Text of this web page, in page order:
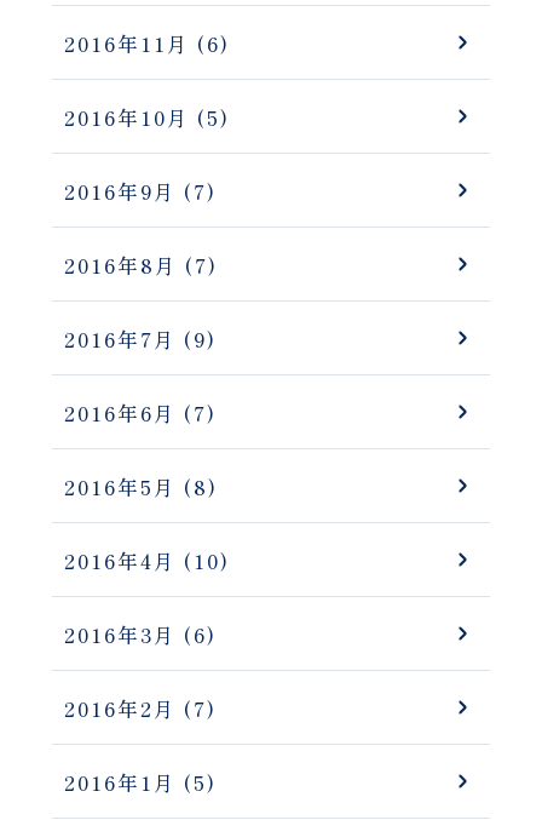
2016年11月 (6)
2016年10月 (5)
2016年9月 (7)
2016年8月 (7)
2016年7月 (9)
2016年6月 (7)
2016年5月 (8)
2016年4月 (10)
2016年3月 (6)
2016年2月 (7)
2016年1月 (5)